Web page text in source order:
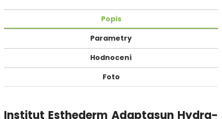
Popis
Parametry
Hodnocení
Foto
Institut Esthederm Adaptasun Hydra-